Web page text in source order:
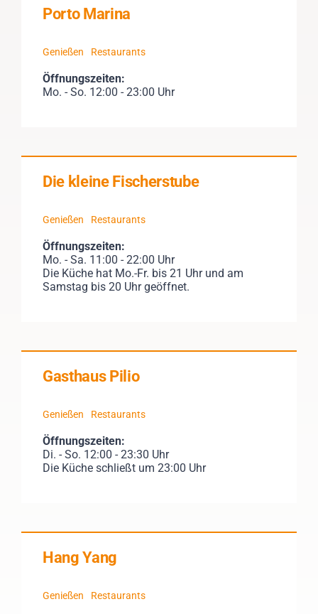
Porto Marina
Genießen Restaurants
Öffnungszeiten:
Mo. - So. 12:00 - 23:00 Uhr
Die kleine Fischerstube
Genießen Restaurants
Öffnungszeiten:
Mo. - Sa. 11:00 - 22:00 Uhr
Die Küche hat Mo.-Fr. bis 21 Uhr und am
Samstag bis 20 Uhr geöffnet.
Gasthaus Pilio
Genießen Restaurants
Öffnungszeiten:
Di. - So. 12:00 - 23:30 Uhr
Die Küche schließt um 23:00 Uhr
Hang Yang
Genießen Restaurants